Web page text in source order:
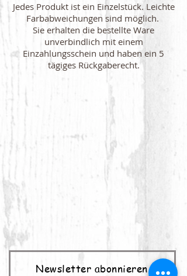
Jedes Produkt ist ein Einzelstück. Leichte
Farbabweichungen sind möglich.
Sie erhalten die bestellte Ware
unverbindlich mit einem
Einzahlungsschein und haben ein 5
tägiges Rückgaberecht.
Newsletter abonnieren